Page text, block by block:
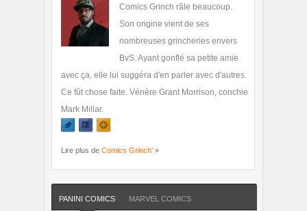
Comics Grinch râle beaucoup.
Son origine vient de ses
nombreuses grincheries envers
BvS. Ayant gonflé sa petite amie
avec ça, elle lui suggéra d'en parler avec d'autres.
Ce fût chose faite. Vénère Grant Morrison, conchie
Mark Millar.
Lire plus de Comics Grinch' »
PANINI COMICS MARVEL COMICS